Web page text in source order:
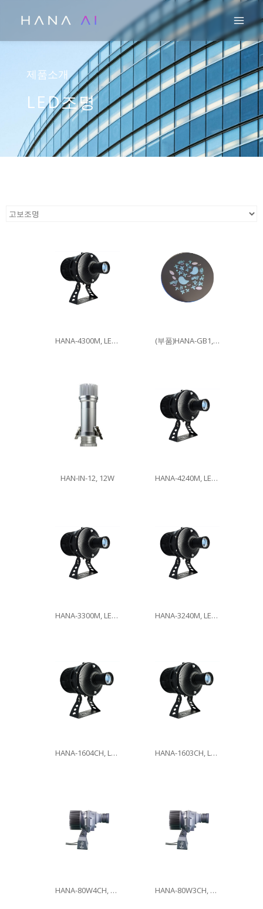
츠
제품소개
LED조명
HANA-4300M, LED300W (부품)HANA-GB1, 이미지글라스
HAN-IN-12, 12W HANA-4240M, LED240W
HANA-3300M, LED300W HANA-3240M, LED240W
HANA-1604CH, LED160W HANA-1603CH, LED160W
HANA-80W4CH, 80W HANA-80W3CH, 80W